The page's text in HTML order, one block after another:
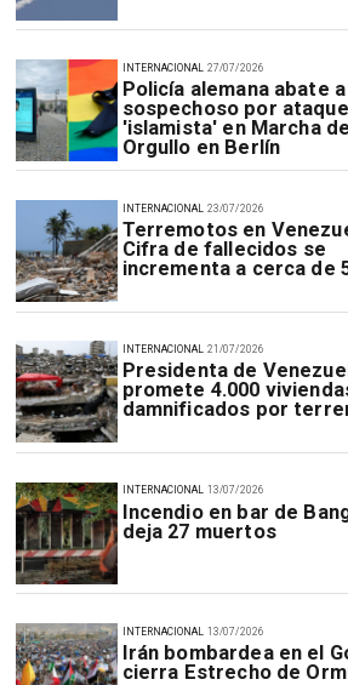
27/07/2026
Policía alemana abate a
sospechoso por ataque
'islamista' en Marcha
Orgullo en Berlín
INTERNACIONAL
23/07/2026
Terremotos en
Cifra de fallecidos se
incrementa a cerca de
INTERNACIONAL
21/07/2026
Presidenta de
promete 4.000
damnificados por
INTERNACIONAL
13/07/2026
Incendio en bar de
deja 27 muertos
INTERNACIONAL
13/07/2026
Irán bombardea en el
cierra Estrecho de
INTERNACIONAL